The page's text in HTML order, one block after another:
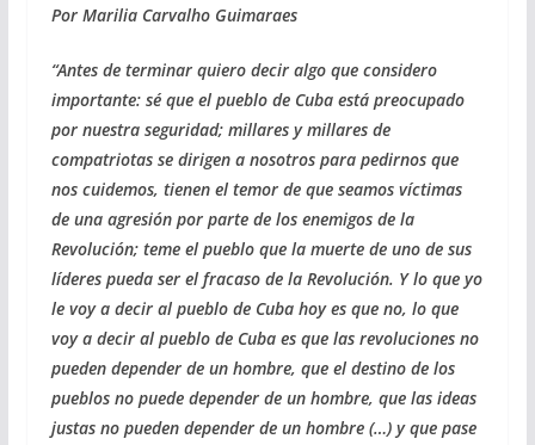
e
b
o
o
k
e
gr
a
m
at
s
A
p
p
ai
l p
ar
ti
r
Por Marilia Carvalho Guimaraes
“Antes de terminar quiero decir algo que considero
importante: sé que el pueblo de Cuba está preocupado
por nuestra seguridad; millares y millares de
compatriotas se dirigen a nosotros para pedirnos que
nos cuidemos, tienen el temor de que seamos víctimas
de una agresión por parte de los enemigos de la
Revolución; teme el pueblo que la muerte de uno de sus
líderes pueda ser el fracaso de la Revolución. Y lo que yo
le voy a decir al pueblo de Cuba hoy es que no, lo que
voy a decir al pueblo de Cuba es que las revoluciones no
pueden depender de un hombre, que el destino de los
pueblos no puede depender de un hombre, que las ideas
justas no pueden depender de un hombre (…) y que pase